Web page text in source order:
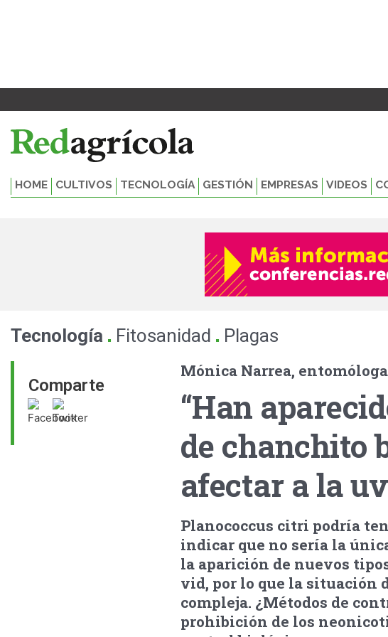
HOME CULTIVOS TECNOLOGÍA GESTIÓN EMPRESAS VIDEOS
Tecnología . Fitosanidad . Plagas
Comparte
Mónica Narrea,
“Han
de chanchito
afectar a la
Planococcus citri podría
indicar que no sería la
la aparición de nuevos
vid, por lo que la situación
compleja. ¿Métodos de
prohibición de los